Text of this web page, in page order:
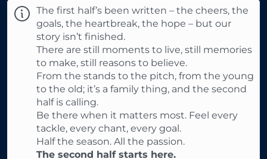
The first half’s been written – the cheers, the
goals, the heartbreak, the hope – but our
story isn’t finished.
There are still moments to live, still memories
to make, still reasons to believe.
From the stands to the pitch, from the young
to the old; it’s a family thing, and the second
half is calling.
Be there when it matters most. Feel every
tackle, every chant, every goal.
Half the season. All the passion.
The second half starts here.